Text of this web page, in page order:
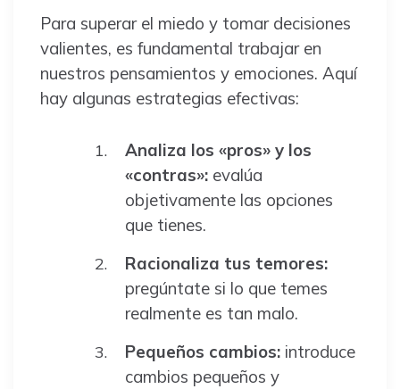
Para superar el miedo y tomar decisiones
valientes, es fundamental trabajar en
nuestros pensamientos y emociones. Aquí
hay algunas estrategias efectivas:
Analiza los «pros» y los
«contras»: evalúa
objetivamente las opciones
que tienes.
Racionaliza tus temores:
pregúntate si lo que temes
realmente es tan malo.
Pequeños cambios: introduce
cambios pequeños y